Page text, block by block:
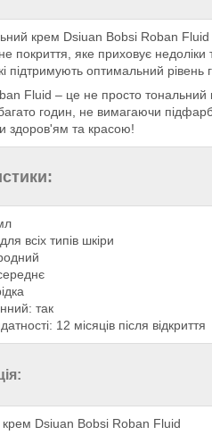
крем Dsiuan Bobsi Roban Fluid
покриття, яке приховує
підтримують оптимальний рівень
Fluid – це не просто тональний
годин, не вимагаючи
здоров'ям та красою!
всіх типів шкіри
так
12 місяців після відкриття
Dsiuan Bobsi Roban Fluid